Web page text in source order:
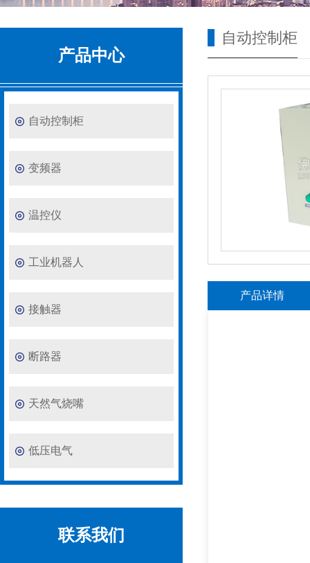
产品中心
自动控制柜
变频器
温控仪
工业机器人
接触器
断路器
天然气烧嘴
低压电气
联系我们
自动控制柜
产品详情